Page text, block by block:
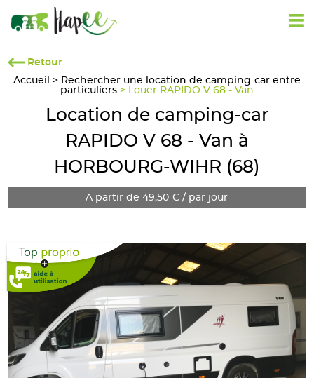
Retour
Accueil
> Rechercher une location de camping-car entre
particuliers > Louer RAPIDO V 68 - Van
Location de camping-car
RAPIDO V 68 - Van à
HORBOURG-WIHR (68)
A partir de 49,50 € / par jour